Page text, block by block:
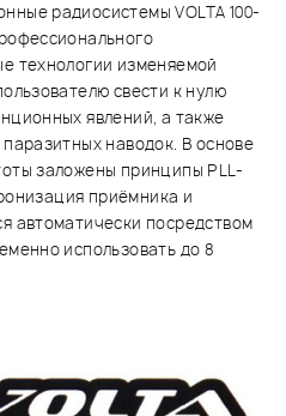
радиосистемы VOLTA 100-
технологии изменяемой
свести к нулю
явлений, а также
наводок. В основе
заложены принципы PLL-
приёмника и
автоматически посредством
использовать до 8